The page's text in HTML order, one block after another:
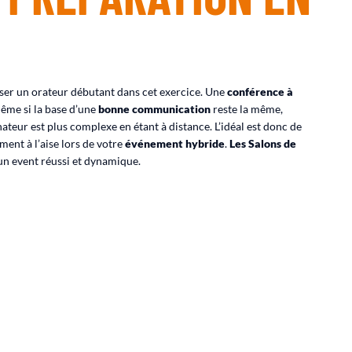
un orateur débutant dans cet exercice. Uneconférence à
si la base d’unebonne communication reste la même,
est plus complexe en étant à distance. L’idéal est donc de
à l’aise lors de votreévénement hybride.Les Salons de
event réussi et dynamique.